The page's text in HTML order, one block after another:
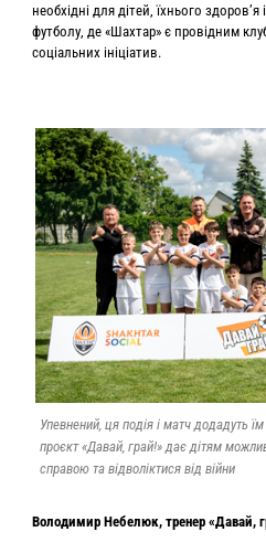
необхідні для дітей, їхнього
футболу, де «Шахтар» є провідним
соціальних ініціатив.
Упевнений, ця подія і матч додадуть
проєкт «Давай, грай!» дає дітям
справою та відволіктися від війни
Володимир Небелюк, тренер «Давай,